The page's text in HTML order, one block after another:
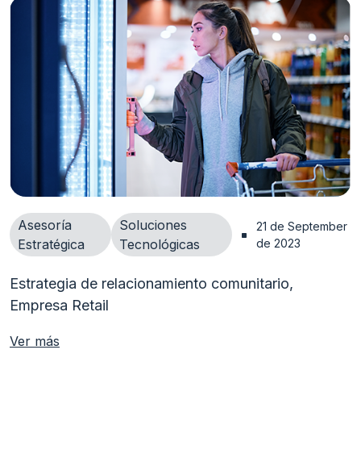
Asesoría
Estratégica
Soluciones
Tecnológicas
21 de September
de 2023
Estrategia de relacionamiento comunitario,
Empresa Retail
Ver más